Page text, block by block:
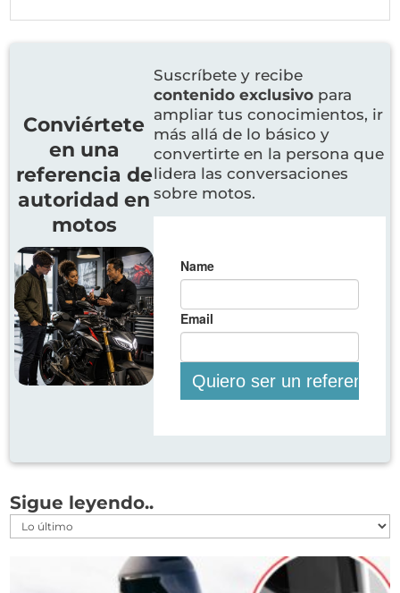
Conviértete
en una
referencia de
autoridad en
motos
Suscríbete y recibe
contenido exclusivo para
ampliar tus conocimientos, ir
más allá de lo básico y
convertirte en la persona que
lidera las conversaciones
sobre motos.
Sigue leyendo..